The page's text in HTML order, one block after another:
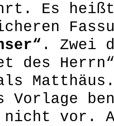
Es
. Zwei
des
Vorlage
nicht vor.